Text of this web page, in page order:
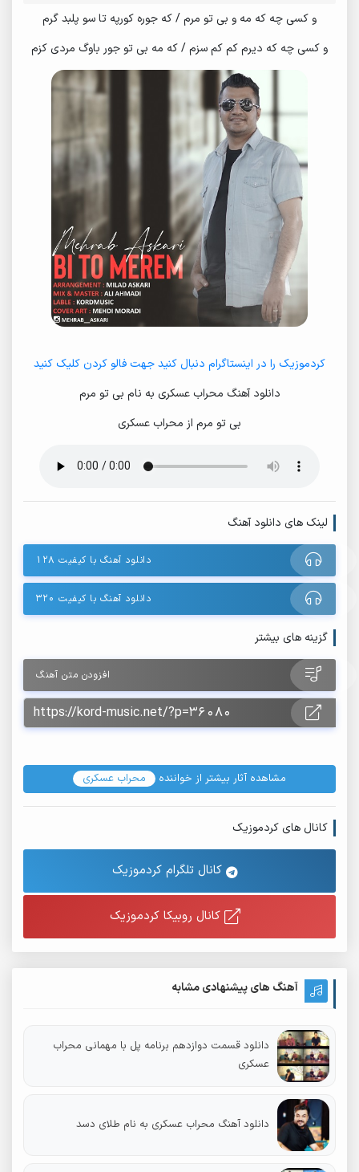
و کسی چه که مه و بی تو مرم / که جوره کورپه تا سو پلبد گرم
و کسی چه که دیرم کم کم سزم / که مه بی تو جور باوگ مردی کزم
کردموزیک را در اینستاگرام دنبال کنید جهت فالو کردن کلیک کنید
دانلود آهنگ محراب عسکری به نام بی تو مرم
بی تو مرم از محراب عسکری
لینک های دانلود آهنگ
دانلود آهنگ با کیفیت ۱۲۸
دانلود آهنگ با کیفیت ۳۲۰
گزینه های بیشتر
افزودن متن آهنگ
مشاهده آثار بیشتر از خواننده محراب عسکری
کانال های کردموزیک
کانال تلگرام کردموزیک
کانال روبیکا کردموزیک
آهنگ های پیشنهادی مشابه
دانلود قسمت دوازدهم برنامه پل با مهمانی محراب
عسکری
دانلود آهنگ محراب عسکری به نام طلای دسد